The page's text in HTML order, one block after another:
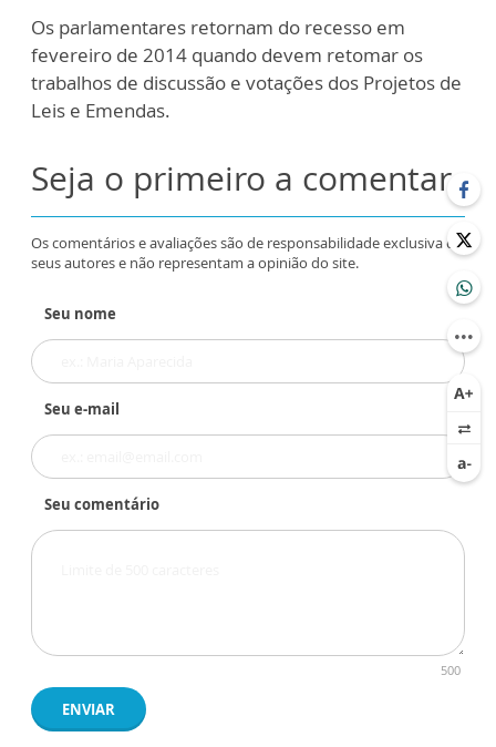
Os parlamentares retornam do recesso em
fevereiro de 2014 quando devem retomar os
trabalhos de discussão e votações dos Projetos de
Leis e Emendas.
Seja o primeiro a comentar
Os comentários e avaliações são de responsabilidade exclusiva de
seus autores e não representam a opinião do site.
Seu nome
Seu e-mail
Seu comentário
500
ENVIAR